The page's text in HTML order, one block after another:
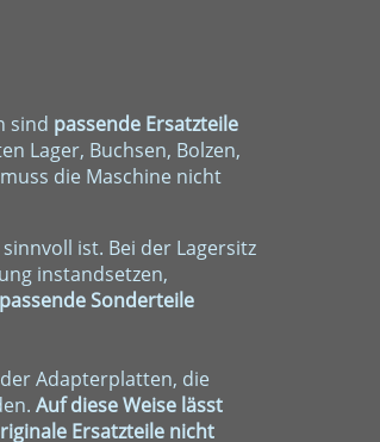
sind passende Ersatzteile
Lager, Buchsen, Bolzen,
die Maschine nicht
ist. Bei der Lagersitz
instandsetzen,
Sonderteile
Adapterplatten, die
Auf diese Weise lässt
Ersatzteile nicht